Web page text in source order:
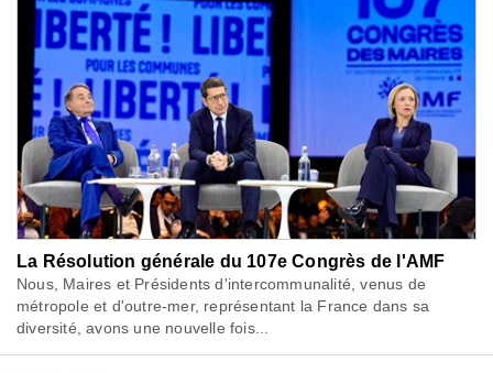
La Résolution générale du 107e Congrès de l'AMF
Nous, Maires et Présidents d'intercommunalité, venus de
métropole et d'outre-mer, représentant la France dans sa
diversité, avons une nouvelle fois...